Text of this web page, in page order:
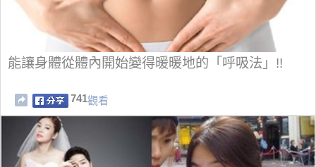
能讓身體從體內開始變得暖暖地的「呼吸法」!!
741觀看